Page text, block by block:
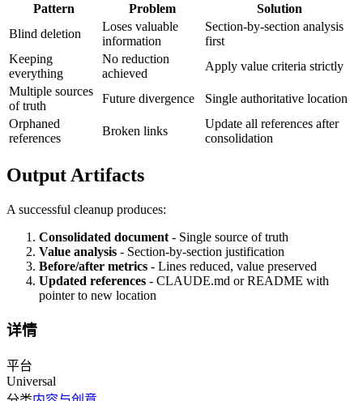
Pattern Problem
Solution
Blind deletion
Loses valuable
information
Section-by-section analysis
first
Keeping
everything
No reduction
achieved
Apply value criteria strictly
Multiple sources
of truth
Future divergence
Single authoritative location
Orphaned
references
Broken links
Update all references after
consolidation
Output Artifacts
A successful cleanup produces:
Consolidated document - Single source of truth
Value analysis - Section-by-section justification
Before/after metrics - Lines reduced, value preserved
Updated references - CLAUDE.md or README with
pointer to new location
详情
平台
Universal